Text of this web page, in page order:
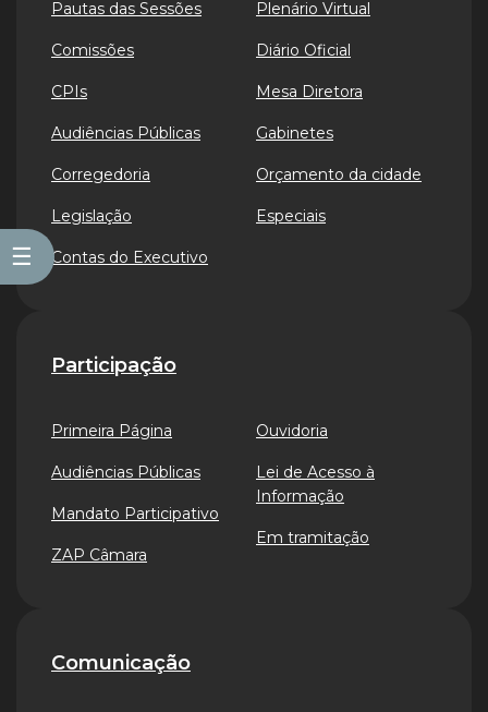
☰
Pautas das Sessões
Comissões
CPIs
Audiências Públicas
Corregedoria
Legislação
Contas do Executivo
Plenário Virtual
Diário Oficial
Mesa Diretora
Gabinetes
Orçamento da cidade
Especiais
Participação
Primeira Página
Audiências Públicas
Mandato Participativo
ZAP Câmara
Ouvidoria
Lei de Acesso à
Informação
Em tramitação
Comunicação